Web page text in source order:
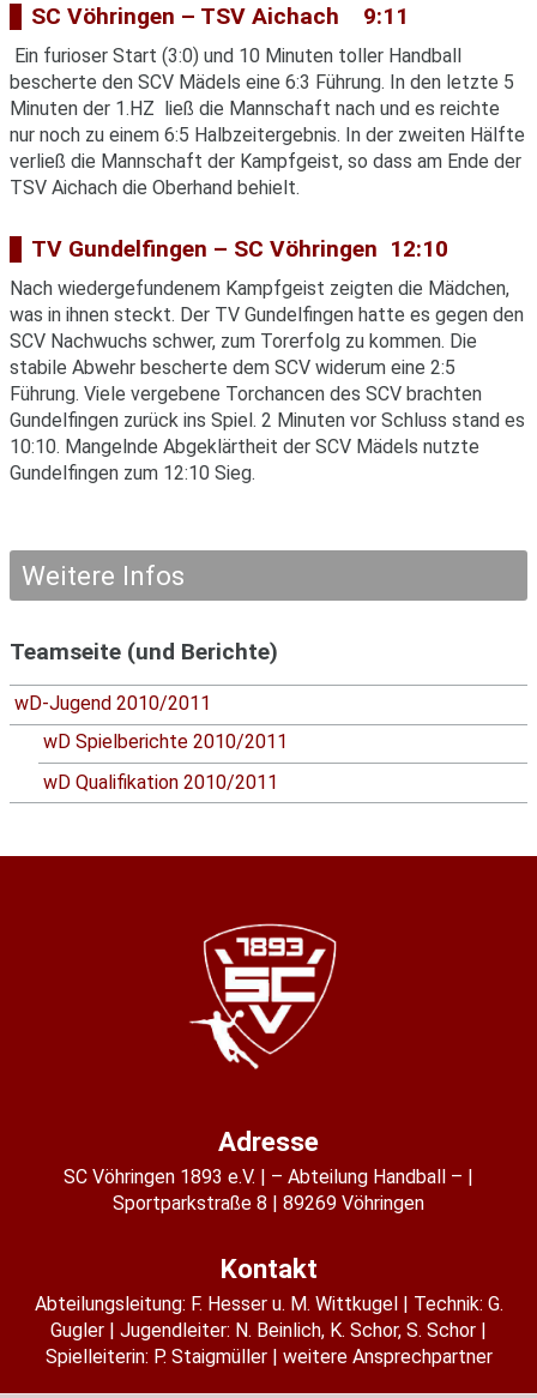
SC Vöhringen – TSV Aichach 9:11
Ein furioser Start (3:0) und 10 Minuten toller Handball
bescherte den SCV Mädels eine 6:3 Führung. In den letzte 5
Minuten der 1.HZ ließ die Mannschaft nach und es reichte
nur noch zu einem 6:5 Halbzeitergebnis. In der zweiten Hälfte
verließ die Mannschaft der Kampfgeist, so dass am Ende der
TSV Aichach die Oberhand behielt.
TV Gundelfingen – SC Vöhringen 12:10
Nach wiedergefundenem Kampfgeist zeigten die Mädchen,
was in ihnen steckt. Der TV Gundelfingen hatte es gegen den
SCV Nachwuchs schwer, zum Torerfolg zu kommen. Die
stabile Abwehr bescherte dem SCV widerum eine 2:5
Führung. Viele vergebene Torchancen des SCV brachten
Gundelfingen zurück ins Spiel. 2 Minuten vor Schluss stand es
10:10. Mangelnde Abgeklärtheit der SCV Mädels nutzte
Gundelfingen zum 12:10 Sieg.
Weitere Infos
Teamseite (und Berichte)
wD-Jugend 2010/2011
wD Spielberichte 2010/2011
wD Qualifikation 2010/2011
Adresse
SC Vöhringen 1893 e.V.
– Abteilung Handball –
Sportparkstraße 8
89269 Vöhringen
Kontakt
Abteilungsleitung: F. Hesser u. M. Wittkugel
Technik: G.
Gugler
Jugendleiter: N. Beinlich, K. Schor, S. Schor
Spielleiterin: P. Staigmüller weitere Ansprechpartner